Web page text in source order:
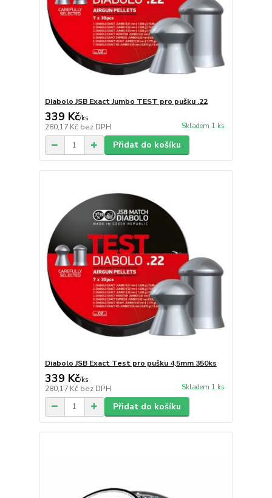
Diabolo JSB Exact Jumbo TEST pro pušku .22
339 Kč/ks
280,17 Kč bez DPH Skladem 1 ks
Přidat do košíku
Diabolo JSB Exact Test pro pušku 4,5mm 350ks
339 Kč/ks
280,17 Kč bez DPH Skladem 1 ks
Přidat do košíku